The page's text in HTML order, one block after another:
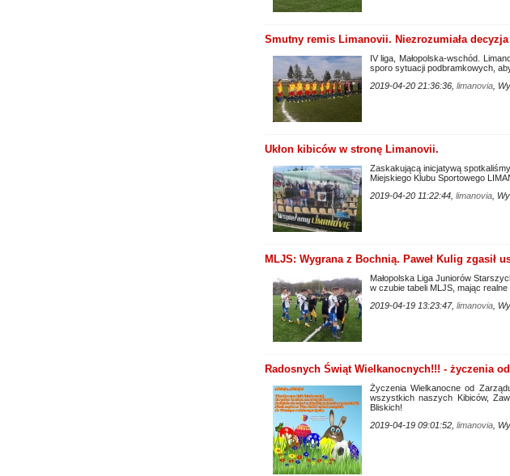
Smutny remis Limanovii. Niezrozumiała
IV liga, Małopolska-wschód.
sporo sytuacji podbramkowych,
2019-04-20 21:36:36, limanovia,
Ukłon kibiców w stronę Limanovii.
Zaskakującą inicjatywą
Miejskiego Klubu Sportowego
2019-04-20 11:22:44, limanovia,
MLJS: Wygrana z Bochnią. Paweł Kulig zgasił
Małopolska Liga Juniorów
w czubie tabeli MLJS, mając
2019-04-19 13:23:47, limanovia,
Radosnych Świąt Wielkanocnych!!! - życzenia
Życzenia Wielkanocne od
wszystkich naszych Kibiców,
Bliskich!
2019-04-19 09:01:52, limanovia,